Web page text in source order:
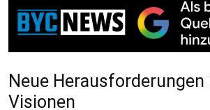
Neue Herausforderungen
Visionen